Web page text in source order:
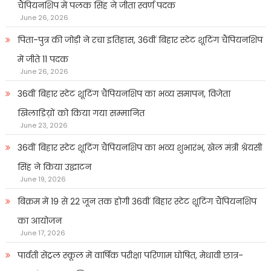
चैंपियनशिप में पलक सिंह ने जीता स्वर्ण पदक
June 26, 2026
पिता-पुत्र की जोड़ी ने रचा इतिहास, 36वीं बिहार स्टेट शूटिंग चैंपियनशिप
में जीते 11 पदक
June 26, 2026
36वीं बिहार स्टेट शूटिंग चैंपियनशिप का भव्य समापन, विजेता
खिलाडिय़ों को किया गया सम्मानित
June 23, 2026
36वीं बिहार स्टेट शूटिंग चैंपियनशिप का भव्य शुभारंभ, खेल मंत्री श्रेयसी
सिंह ने किया उद्घाटन
June 19, 2026
बिक्रम में 19 से 22 जून तक होगी 36वीं बिहार स्टेट शूटिंग चैंपियनशिप
का आयोजन
June 17, 2026
पार्वती सेंट्रल स्कूल में वार्षिक परीक्षा परिणाम घोषित, मेधावी छात्र-